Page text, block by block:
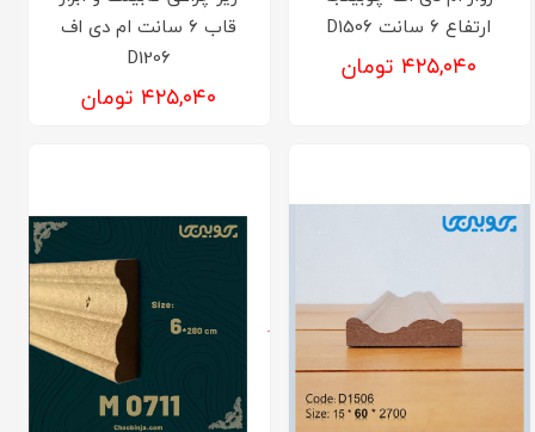
ارتفاع ۶ سانت D1506
۴۲۵,۰۴۰ تومان
قاب 6 سانت ام دی اف
D1206
۴۲۵,۰۴۰ تومان